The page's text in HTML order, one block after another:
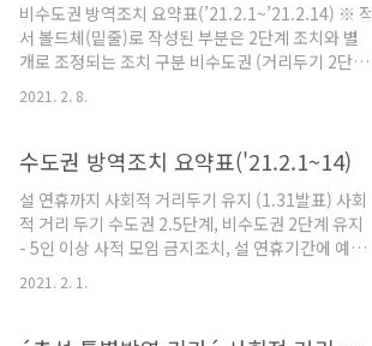
주재로 정부서울청사 영상회의실에서 각 중앙부처,
17개 광역자치단체와 함께 ▲주요 지자체 코로나
19 현황 및 조치사항 ▲버팀목자금 플러스 추진현
황 ▲ 사회적 거리두기 개편(안) 시범적용방안(전
비수도권 방역조치 요약표(’21.2.1~’21.2.14) ※ 적
서 볼드체(밑줄)로 작성된 부분은 2단계 조치와 별
개로 조정되는 조치 구분 비수도권 (거리두기 2단계
+방역수칙 조정) ① 모임·행사 사적 모임 ▸5명부터
사적 모임 금지 * (제외) 거주공간이 동일한 가족 등
경우, 임종 가능성이 있어 가족 등이 모이는 경우 -
금지 기타 모임·행사 ▸결혼식·장례식·기념식 등
100인 이상 모임·행사 금지 * 공무 및 기업의 필수
경영활동 제외, 시험은 분할된 공간 내 100인 미만
이면 허용 ▸전시·박람회, 국제회의의 경우 시설 면
2021. 2. 8.
수도권 방역조치 요약표('21.2.1~14)
설 연휴까지 사회적 거리두기 유지 (1.31발표) 사회
적 거리 두기 수도권 2.5단계, 비수도권 2단계 유지
- 5인 이상 사적 모임 금지조치, 설 연휴기간에 예외
없이 적용 - - 향후 1주일 간 환자 발생 추이, 감염 양
상 등을 고려하여 단계 조정 재논 blog.pages.kr
2021. 2. 1.